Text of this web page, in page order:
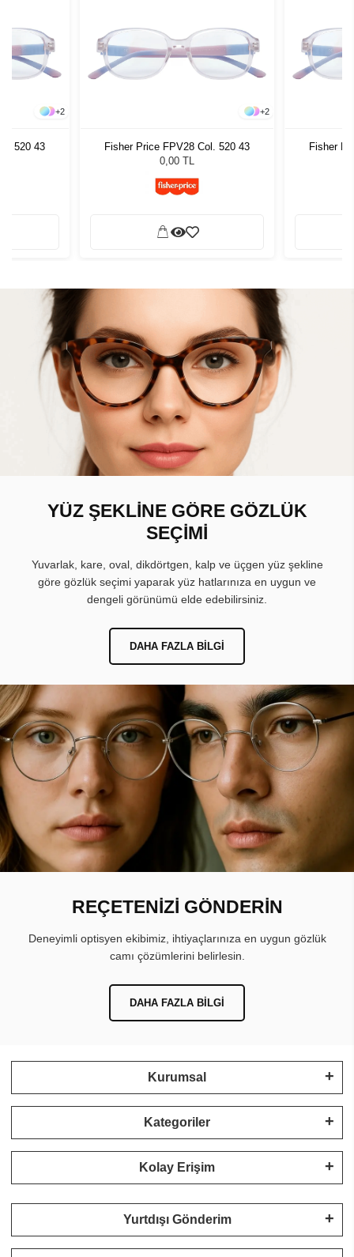
+2
520 43
+2
Fisher Price FPV28 Col. 520 43
0,00 TL
Fisher
YÜZ ŞEKLİNE GÖRE GÖZLÜK
SEÇİMİ
Yuvarlak, kare, oval, dikdörtgen, kalp ve üçgen yüz şekline
göre gözlük seçimi yaparak yüz hatlarınıza en uygun ve
dengeli görünümü elde edebilirsiniz.
DAHA FAZLA BILGI
REÇETENİZİ GÖNDERİN
Deneyimli optisyen ekibimiz, ihtiyaçlarınıza en uygun gözlük
camı çözümlerini belirlesin.
DAHA FAZLA BILGI
Kurumsal
Kategoriler
Kolay Erişim
Yurtdışı Gönderim